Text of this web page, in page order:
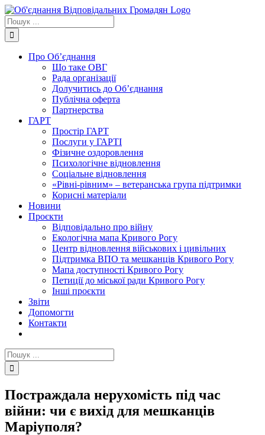
Skip
to
content
Пошук
...
Про Об’єднання
Що таке ОВГ
Рада організації
Долучитись до Об’єднання
Публічна оферта
Партнерства
ГАРТ
Простір ГАРТ
Послуги у ГАРТІ
Фізичне оздоровлення
Психологічне відновлення
Соціальне відновлення
«Рівні-рівним» – ветеранська група підтримки
Корисні матеріали
Новини
Проєкти
Відповідально про війну
Екологічна мапа Кривого Рогу
Центр відновлення військових і цивільних
Підтримка ВПО та мешканців Кривого Рогу
Мапа доступності Кривого Рогу
Петиції до міської ради Кривого Рогу
Інші проєкти
Звіти
Допомогти
Контакти
Пошук
...
Постраждала нерухомість під час
війни: чи є вихід для мешканців
Маріуполя?